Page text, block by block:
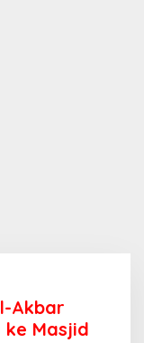
Akbar
Masjid